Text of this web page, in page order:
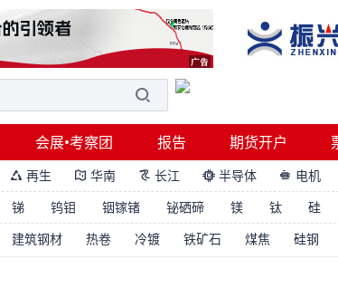
会展•考察团 报告 期货开户
 再生  华南  长江  半导体  电机
锑 钨钼 铟镓锗 铋硒碲 镁 钛 硅
建筑钢材 热卷 冷镀 铁矿石 煤焦 硅钢